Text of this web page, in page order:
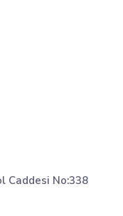
Caddesi No:338